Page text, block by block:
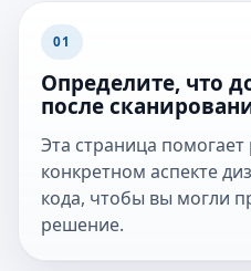
01
Определите, что
после
Эта страница
конкретном аспекте
кода, чтобы вы могли
решение.